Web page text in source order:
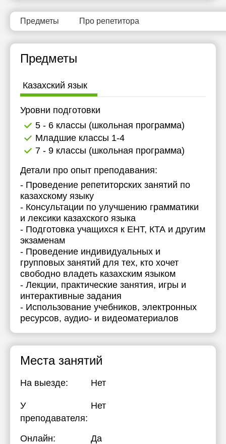
Предметы Про репетитора
Предметы
Казахский язык
Уровни подготовки
5 - 6 классы (школьная программа)
Младшие классы 1-4
7 - 9 классы (школьная программа)
Детали про опыт преподавания:
- Проведение репетиторских занятий по
казахскому языку
- Консультации по улучшению грамматики
и лексики казахского языка
- Подготовка учащихся к ЕНТ, КТА и другим
экзаменам
- Проведение индивидуальных и
групповых занятий для тех, кто хочет
свободно владеть казахским языком
- Лекции, практические занятия, игры и
интерактивные задания
- Использование учебников, электронных
ресурсов, аудио- и видеоматериалов
Места занятий
На выезде: Нет
У
преподавателя:
Нет
Онлайн: Да